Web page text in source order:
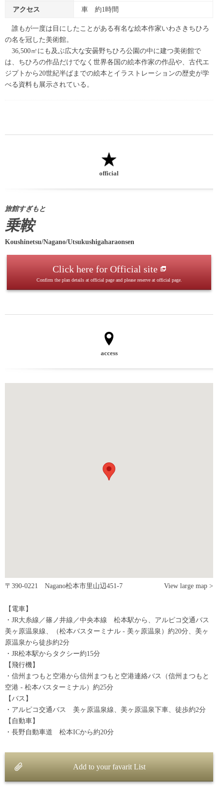
アクセス 車 約1時間
誰もが一度は目にしたことがある有名な絵本作家いわさきちひろ
の名を冠した美術館。
36,500㎡にも及ぶ広大な安曇野ちひろ公園の中に建つ美術館で
は、ちひろの作品だけでなく世界各国の絵本作家の作品や、古代エ
ジプトから20世紀半ばまでの絵本とイラストレーションの歴史が学
べる資料も展示されている。
official
旅館すぎもと
乗鞍
Koushinetsu/Nagano/Utsukushigaharaonsen
Click here for Official site
Confirm the plan details at official page and please reserve at official page.
access
View large map >
〒390-0221 Nagano松本市里山辺451-7
【電車】
・JR大糸線／篠ノ井線／中央本線 松本駅から、アルピコ交通バス
美ヶ原温泉線、（松本バスターミナル - 美ヶ原温泉）約20分、美ヶ
原温泉から徒歩約2分
・JR松本駅からタクシー約15分
【飛行機】
・信州まつもと空港から信州まつもと空港連絡バス（信州まつもと
空港 - 松本バスターミナル）約25分
【バス】
・アルピコ交通バス 美ヶ原温泉線、美ヶ原温泉下車、徒歩約2分
【自動車】
・長野自動車道 松本ICから約20分
Add to your favarit List